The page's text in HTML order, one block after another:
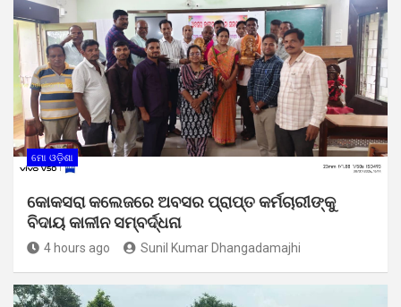
ମୋ ଓଡ଼ିଶା
କୋକସରା କଲେଜରେ ଅବସର ପ୍ରାପ୍ତ କର୍ମଚାରୀଙ୍କୁ
ବିଦାୟ କାଳୀନ ସମ୍ବର୍ଦ୍ଧନା
4 hours ago Sunil Kumar Dhangadamajhi